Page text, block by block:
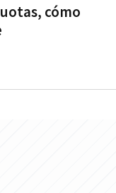
cómo